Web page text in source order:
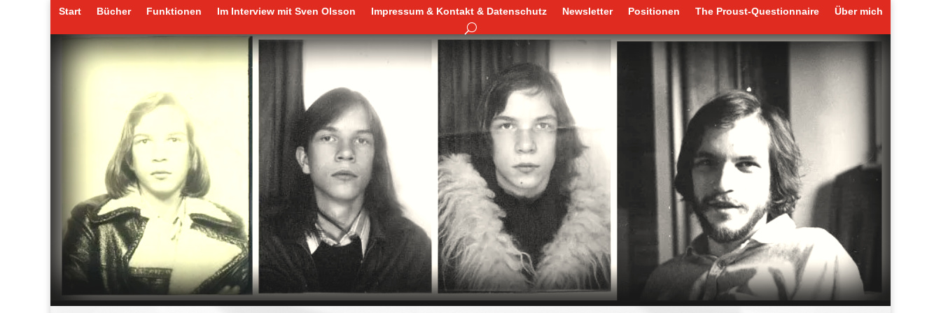
Start Bücher Funktionen Im Interview mit Sven Olsson Impressum & Kontakt & Datenschutz Newsletter Positionen The Proust-Questionnaire Über mich
Start Bücher Funktionen Im Interview mit Sven Olsson Impressum & Kontakt & Datenschutz Newsletter Positionen The Proust-Questionnaire Über mich